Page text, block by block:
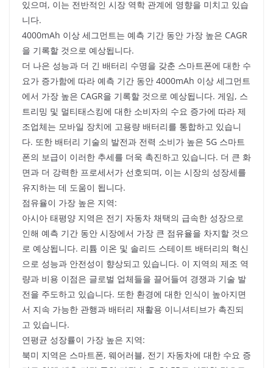
있으며, 이는 전반적인 시장 역학 관계에 영향을 미치고 있습
니다.
4000mAh 이상 세그먼트는 예측 기간 동안 가장 높은 CAGR
을 기록할 것으로 예상됩니다.
더 나은 성능과 더 긴 배터리 수명을 갖춘 스마트폰에 대한 수
요가 증가함에 따라 예측 기간 동안 4000mAh 이상 세그먼트
에서 가장 높은 CAGR을 기록할 것으로 예상됩니다. 게임, 스
트리밍 및 멀티태스킹에 대한 소비자의 수요 증가에 따라 제
조업체는 모바일 장치에 고용량 배터리를 통합하고 있습니
다. 또한 배터리 기술의 발전과 전력 소비가 높은 5G 스마트
폰의 보급이 이러한 추세를 더욱 촉진하고 있습니다. 더 큰 화
면과 더 강력한 프로세서가 선호되며, 이는 시장의 성장세를
유지하는 데 도움이 됩니다.
점유율이 가장 높은 지역:
아시아 태평양 지역은 전기 자동차 채택의 급속한 성장으로
인해 예측 기간 동안 시장에서 가장 큰 점유율을 차지할 것으
로 예상됩니다. 리튬 이온 및 솔리드 스테이트 배터리의 혁신
으로 성능과 안전성이 향상되고 있습니다. 이 지역의 제조 역
량과 비용 이점은 글로벌 업체들을 끌어들여 경쟁과 기술 발
전을 주도하고 있습니다. 또한 환경에 대한 인식이 높아지면
서 지속 가능한 관행과 배터리 재활용 이니셔티브가 촉진되
고 있습니다.
연평균 성장률이 가장 높은 지역:
북미 지역은 스마트폰, 웨어러블, 전기 자동차에 대한 수요 증